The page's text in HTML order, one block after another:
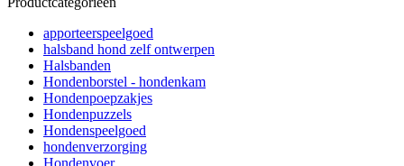
apporteerspeelgoed
halsband hond zelf ontwerpen
Halsbanden
Hondenborstel - hondenkam
Hondenpoepzakjes
Hondenpuzzels
Hondenspeelgoed
hondenverzorging
Hondenvoer